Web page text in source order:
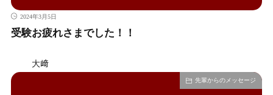
2024年3月5日
受験お疲れさまでした！！
大﨑
先輩からのメッセージ